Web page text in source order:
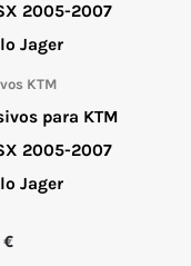
KTM
para KTM
2005-2007
Jager
€